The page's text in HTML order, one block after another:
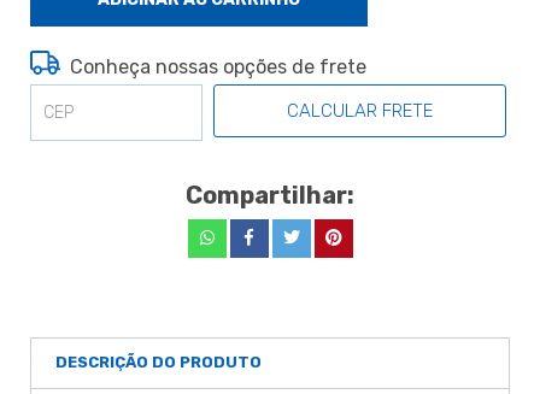
Conheça nossas opções de frete
CALCULAR FRETE
Compartilhar:
DESCRIÇÃO DO PRODUTO